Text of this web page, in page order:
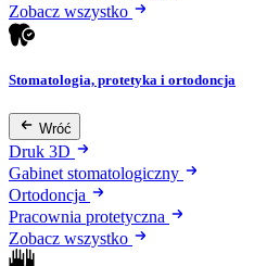
Zobacz wszystko
Stomatologia, protetyka i ortodoncja
Wróć
Druk 3D
Gabinet stomatologiczny
Ortodoncja
Pracownia protetyczna
Zobacz wszystko